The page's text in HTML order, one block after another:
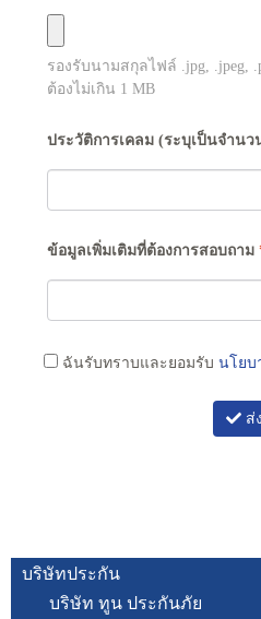
รองรับนามสกุลไฟล์ .jpg, .jpeg,
ต้องไม่เกิน 1 MB
ประวัติการเคลม (ระบุเป็นจำน
ข้อมูลเพิ่มเติมที่ต้องการสอบถาม
ฉันรับทราบและยอมรับ นโยบ
ส่ง
บริษัทประกัน
บริษัท ทูน ประกันภัย